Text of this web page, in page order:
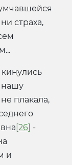
страха,
нашу
плакала,
[26] -
и